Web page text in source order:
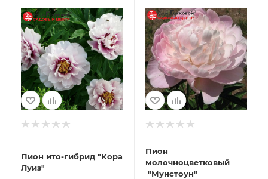
Пион ито-гибрид "Кора
Луиз"
Пион
молочноцветковый
"Мунстоун"